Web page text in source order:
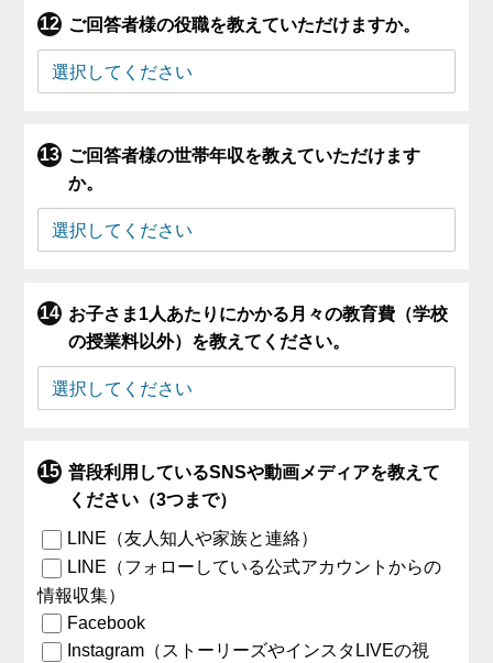
ご回答者様の役職を教えていただけますか。
ご回答者様の世帯年収を教えていただけます
か。
お子さま1人あたりにかかる月々の教育費（学校
の授業料以外）を教えてください。
普段利用しているSNSや動画メディアを教えて
ください（3つまで）
LINE（友人知人や家族と連絡）
LINE（フォローしている公式アカウントからの
情報収集）
Facebook
Instagram（ストーリーズやインスタLIVEの視